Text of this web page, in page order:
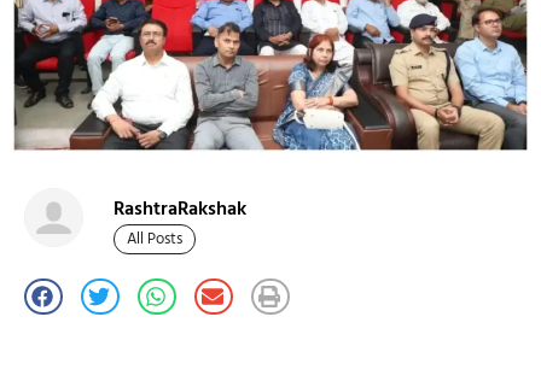
RashtraRakshak
All Posts